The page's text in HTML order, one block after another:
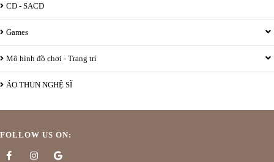
CD - SACD
Games
Mô hình đồ chơi - Trang trí
ÁO THUN NGHỆ SĨ
FOLLOW US ON: